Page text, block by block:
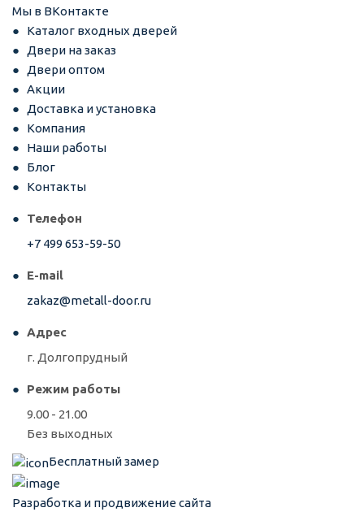
Мы в ВКонтакте
Каталог входных дверей
Двери на заказ
Двери оптом
Акции
Доставка и установка
Компания
Наши работы
Блог
Контакты
Телефон
+7 499 653-59-50
E-mail
zakaz@metall-door.ru
Адрес
г. Долгопрудный
Режим работы
9.00 - 21.00
Без выходных
Бесплатный замер
Разработка и продвижение сайта